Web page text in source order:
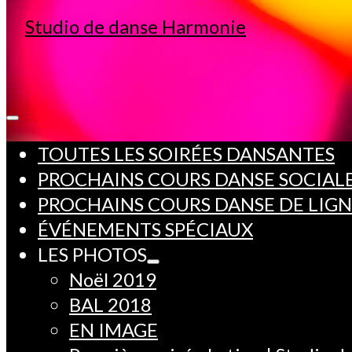
TOUTES LES SOIRÉES DANSANTES
PROCHAINS COURS DANSE
PROCHAINS COURS DANSE DE
ÉVÉNEMENTS SPÉCIAUX
LES PHOTOS
Noël 2019
BAL 2018
EN IMAGE